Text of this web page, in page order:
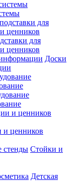
для
ценников
Доски
и ценников
Стойки и
Детская